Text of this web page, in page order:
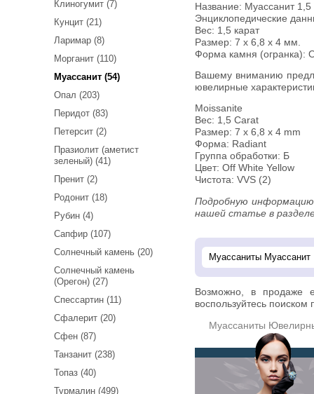
Клиногумит (7)
Кунцит (21)
Ларимар (8)
Морганит (110)
Муассанит (54)
Опал (203)
Перидот (83)
Петерсит (2)
Празиолит (аметист
зеленый) (41)
Пренит (2)
Родонит (18)
Рубин (4)
Сапфир (107)
Солнечный камень (20)
Солнечный камень
(Орегон) (27)
Спессартин (11)
Сфалерит (20)
Сфен (87)
Танзанит (238)
Топаз (40)
Турмалин (499)
Название: Муассанит 1,5
Энциклопедические
Вес: 1,5 карат
Размер: 7 x 6,8 x 4 мм.
Форма камня (огранка):
Вашему вниманию предлагается муассанит! Ниже приводятся
ювелирные
Moissanite
Вес: 1,5 Carat
Размер: 7 х 6,8 х 4 mm
Форма: Radiant
Группа обработки: Б
Цвет: Off White Yellow
Чистота: VVS (2)
Подробную информацию о муассанитах можно прочитать в
нашей статье в
Возможно, в продаже
воспользуйтесь поиском
Муассаниты